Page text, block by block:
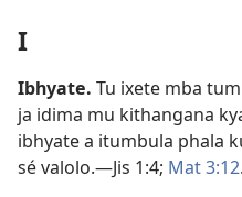
I
Ibhyate. Tu ixete mba
ja idima mu kithangana
ibhyate a itumbula phala
sé valolo.—Jis 1:4; Mat 3:12.